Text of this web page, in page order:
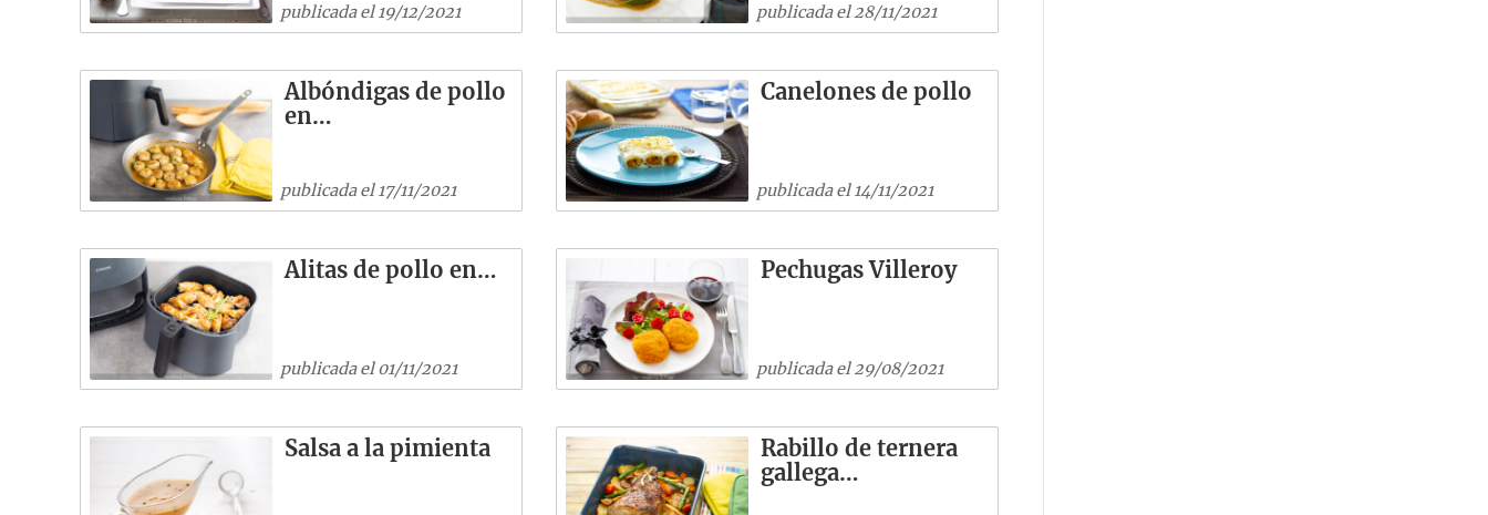
publicada el 19/12/2021 publicada el 28/11/2021
Albóndigas de pollo
en…
publicada el 17/11/2021
Canelones de pollo
publicada el 14/11/2021
Alitas de pollo en…
publicada el 01/11/2021
Pechugas Villeroy
publicada el 29/08/2021
Salsa a la pimienta
Rabillo de ternera
gallega…